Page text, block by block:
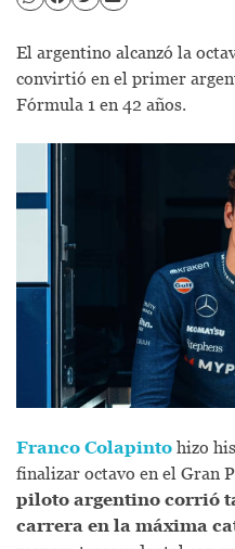
El argentino alcanzó la
convirtió en el primer
Fórmula 1 en 42 años.
Franco Colapinto hizo
finalizar octavo en el Gran
piloto argentino corrió
carrera en la máxima